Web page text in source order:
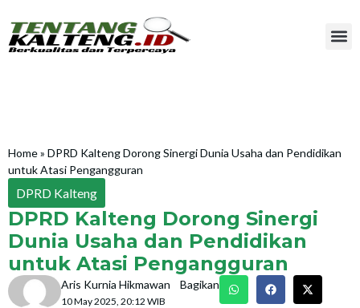
Home» DPRD Kalteng Dorong Sinergi Dunia Usaha dan Pendidikan
untuk Atasi Pengangguran
DPRD Kalteng
DPRD Kalteng Dorong Sinergi
Dunia Usaha dan Pendidikan
untuk Atasi Pengangguran
Aris Kurnia Hikmawan
10 May 2025, 20:12 WIB
Bagikan